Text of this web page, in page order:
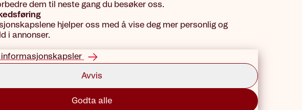
dem til neste gang du besøker oss.
hjelper oss med å vise deg mer personlig og
i annonser.
informasjonskapsler
Avvis
Godta alle